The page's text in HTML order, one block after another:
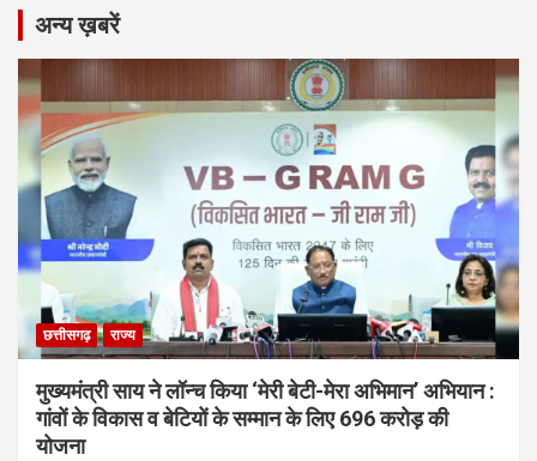
अन्य ख़बरें
छत्तीसगढ़ राज्य
मुख्यमंत्री साय ने लॉन्च किया ‘मेरी बेटी-मेरा अभिमान’ अभियान :
गांवों के विकास व बेटियों के सम्मान के लिए 696 करोड़ की
योजना